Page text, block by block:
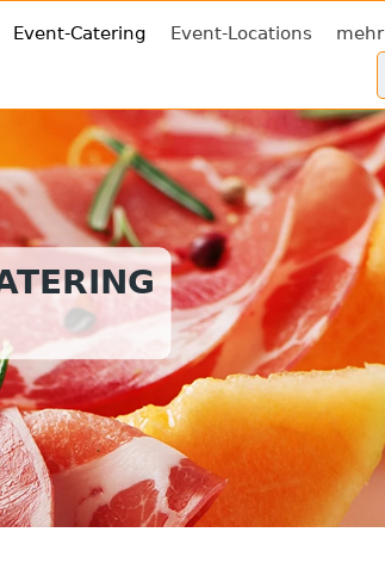
Event-Catering Event-Locations mehr